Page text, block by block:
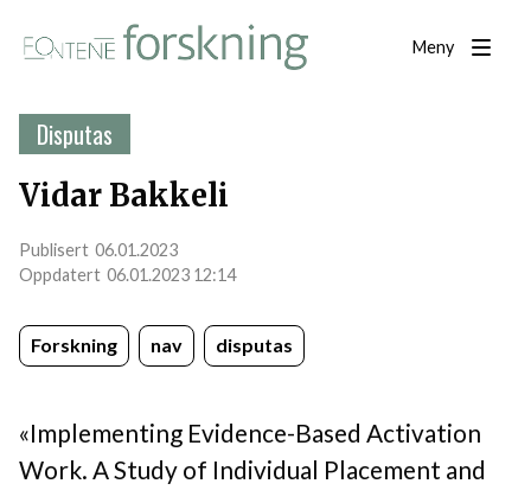
Meny
Disputas
Vidar Bakkeli
06.01.2023
06.01.2023 12:14
Forskning nav disputas
«Implementing Evidence-Based Activation
Work. A Study of Individual Placement and